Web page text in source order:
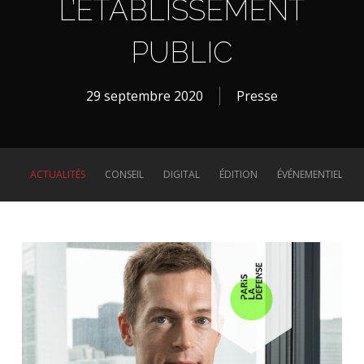
L’ÉTABLISSEMENT
PUBLIC
29 septembre 2020 Presse
ACTUALITÉS CONSEIL DIGITAL ÉDITION ÉVÉNEMENTIEL